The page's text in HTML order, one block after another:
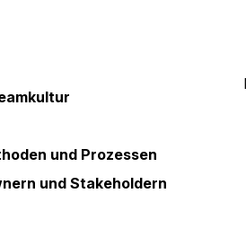
und Prozessen
und Stakeholdern